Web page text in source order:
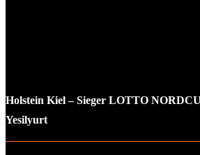
Holstein Kiel – Sieger LOTTO
Yesilyurt